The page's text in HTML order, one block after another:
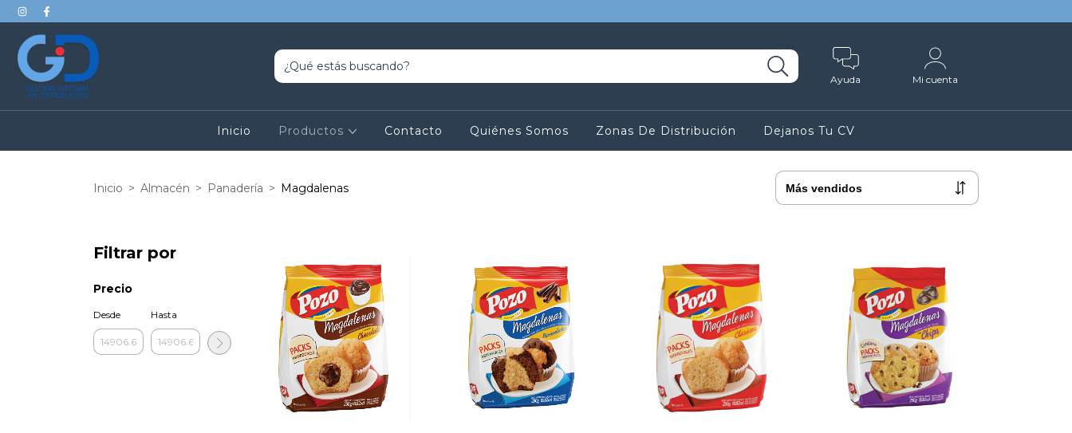
Ayuda Mi cuenta
Inicio Productos Contacto Quiénes Somos Zonas De Distribución Dejanos Tu CV
Inicio > Almacén > Panadería > Magdalenas
Filtrar por
Precio
Desde Hasta